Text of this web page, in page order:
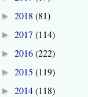
► 2018 (81)
► 2017 (114)
► 2016(222)
► 2015 (119)
► 2014(118)